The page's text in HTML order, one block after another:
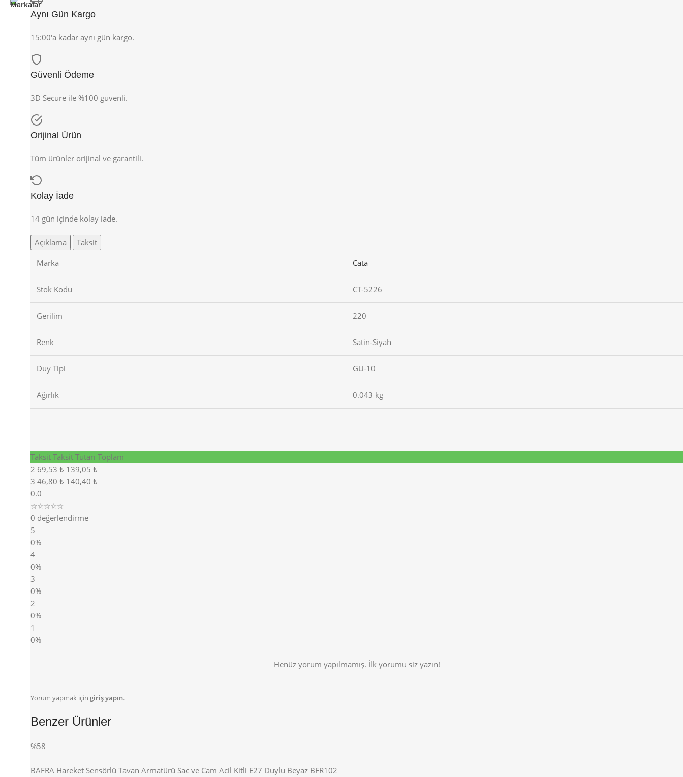
Aynı Gün Kargo
15:00'a kadar aynı gün kargo.
Güvenli Ödeme
3D Secure ile %100 güvenli.
Orijinal Ürün
Tüm ürünler orijinal ve garantili.
Kolay İade
14 gün içinde kolay iade.
Açıklama
Taksit
Marka
Cata
Stok Kodu CT-5226
Gerilim 220
Renk Satin-Siyah
Duy Tipi GU-10
Ağırlık 0.043 kg
Taksit Taksit Tutarı Toplam
2 69,53 ₺ 139,05 ₺
3 46,80 ₺ 140,40 ₺
0.0
☆☆☆☆☆
0 değerlendirme
5
0%
4
0%
3
0%
2
0%
1
0%
Henüz yorum yapılmamış. İlk yorumu siz yazın!
Yorum yapmak için giriş yapın.
Benzer Ürünler
%58
BAFRA Hareket Sensörlü Tavan Armatürü Sac ve Cam Acil Kitli E27 Duylu Beyaz BFR102